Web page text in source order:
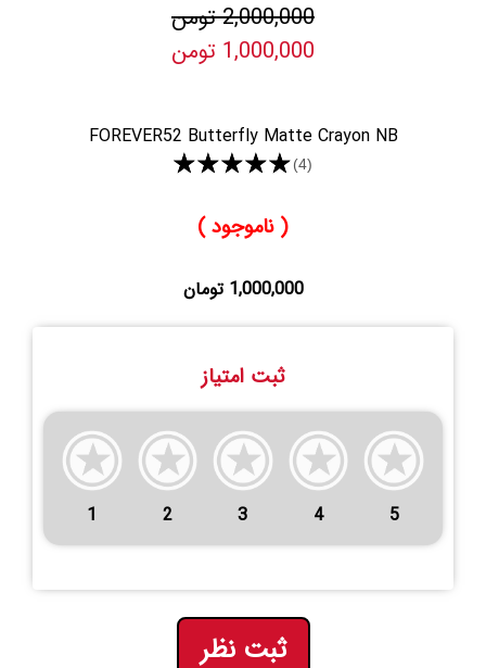
2,000,000 تومن
1,000,000 تومن
FOREVER52 Butterfly Matte Crayon NB
★★★★★(4)
( ناموجود )
1,000,000 تومان
ثبت امتیاز
1 2 3 4 5
ثبت نظر